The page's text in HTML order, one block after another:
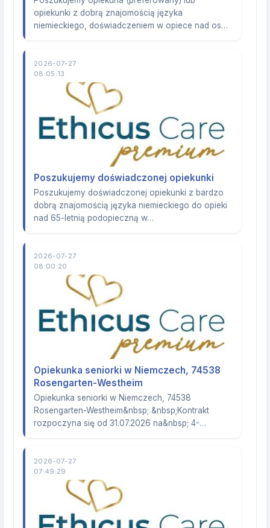
opiekunki z dobrą znajomością języka
niemieckiego, doświadczeniem w opiece nad os…
2026-07-27
08:05:13
Poszukujemy doświadczonej opiekunki
Poszukujemy doświadczonej opiekunki z bardzo
dobrą znajomością języka niemieckiego do opieki
nad 65-letnią podopieczną w…
2026-07-27
08:00:20
Opiekunka seniorki w Niemczech, 74538
Rosengarten-Westheim
Opiekunka seniorki w Niemczech, 74538
Rosengarten-Westheim&nbsp; &nbsp;Kontrakt
rozpoczyna się od 31.07.2026 na&nbsp; 4-…
2026-07-27
07:49:29